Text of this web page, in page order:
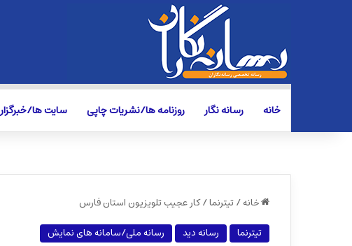
خانه رسانه نگار روزنامه ها/نشریات چاپی سایت ها/
خانه/تیترنما/کار عجیب تلویزیون استان فارس
تیترنما
رسانه دید رسانه ملی/سامانه های نمایش